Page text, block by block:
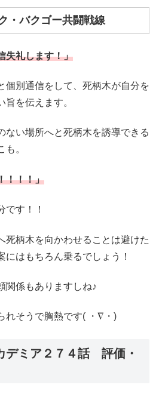
・バクゴー共闘戦線
失礼します！」
個別通信をして、死柄木が自分を
を伝えます。
ない場所へと死柄木を誘導できる
。
！！！」
です！！
死柄木を向かわせることは避けた
にはもちろん乗るでしょう！
関係もありますしね♪
れそうで胸熱です( ・∇・)
デミア２７４話 評価・